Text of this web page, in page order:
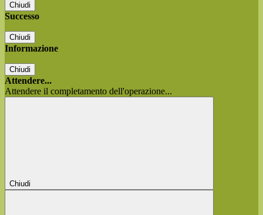
Chiudi
Successo
Chiudi
Informazione
Chiudi
Attendere...
Attendere il completamento dell'operazione...
Chiudi